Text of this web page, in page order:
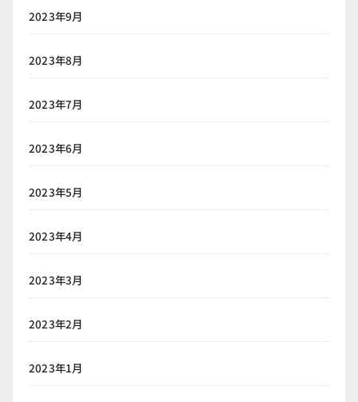
2023年9月
2023年8月
2023年7月
2023年6月
2023年5月
2023年4月
2023年3月
2023年2月
2023年1月